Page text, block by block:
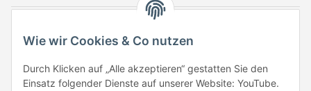
Tuccar GmbH
Raum A-123
Anton-Kux-Str.2
Wie wir Cookies & Co nutzen
Durch Klicken auf „Alle akzeptieren“ gestatten Sie den
Einsatz folgender Dienste auf unserer Website: YouTube.